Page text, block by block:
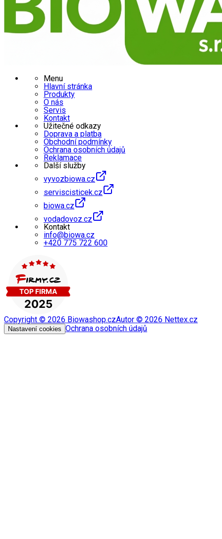
Menu
Hlavní stránka
Produkty
O nás
Servis
Kontakt
Užitečné odkazy
Doprava a platba
Obchodní podmínky
Ochrana osobních údajů
Reklamace
Další služby
vyvozbiowa.cz
serviscisticek.cz
biowa.cz
vodadovoz.cz
Kontakt
info@biowa.cz
+420 775 722 600
Copyright © 2026 Biowashop.czAutor © 2026 Nettex.cz
Nastavení cookies Ochrana osobních údajů